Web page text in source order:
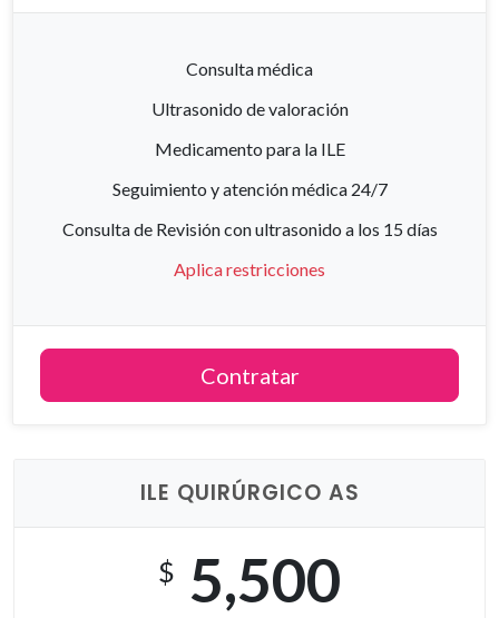
Consulta médica
Ultrasonido de valoración
Medicamento para la ILE
Seguimiento y atención médica 24/7
Consulta de Revisión con ultrasonido a los 15 días
Aplica restricciones
Contratar
ILE QUIRÚRGICO AS
$ 5,500